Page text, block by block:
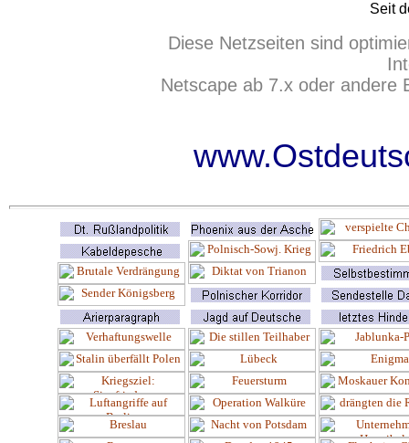
Seit
Diese Netzseiten sind
Netscape ab 7.x oder andere